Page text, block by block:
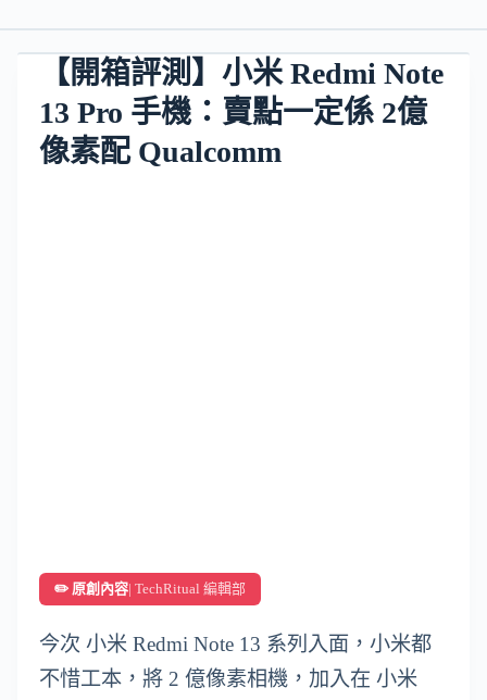
【開箱評測】小米 Redmi Note
13 Pro 手機：賣點一定係 2億
像素配 Qualcomm
✏️ 原創內容| TechRitual 編輯部
今次 小米 Redmi Note 13 系列入面，小米都
不惜工本，將 2 億像素相機，加入在 小米